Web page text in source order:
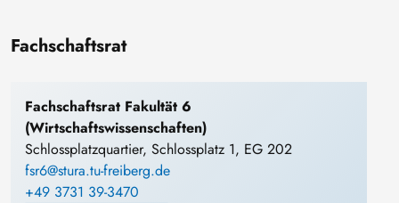
Fachschaftsrat
Fachschaftsrat Fakultät 6
(Wirtschaftswissenschaften)
Schlossplatzquartier, Schlossplatz 1, EG 202
fsr6@stura.tu-freiberg.de
+49 3731 39-3470